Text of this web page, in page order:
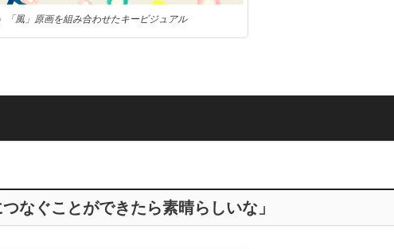
風」原画を組み合わせたキービジュアル
なぐことができたら素晴らしいな」